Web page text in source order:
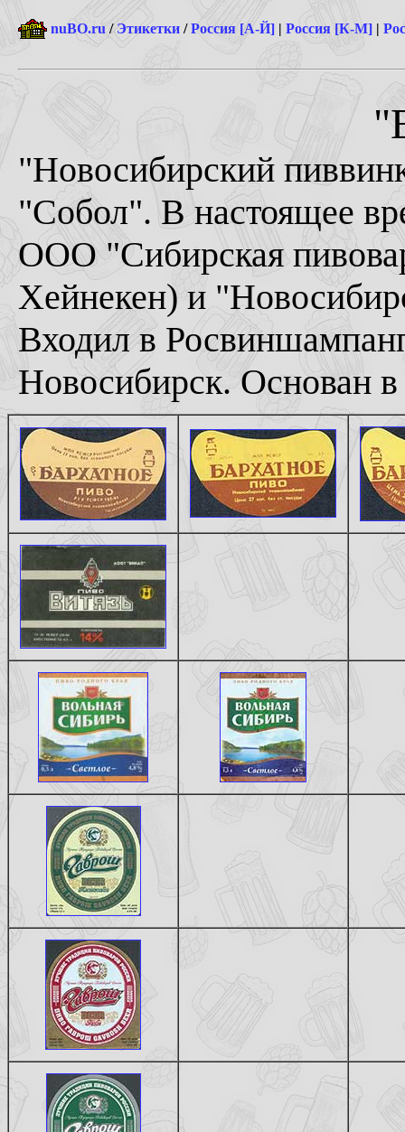
nuBO.ru /Этикетки /Россия [А-Й] | Россия [К-М] |
"Новосибирский
"Собол". В настоящее
ООО "Сибирская
Хейнекен) и
Входил в
Новосибирск. Основан в